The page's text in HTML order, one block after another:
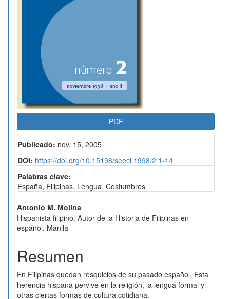
PDF
Publicado: nov. 15, 2005
DOI: https://doi.org/10.15198/seeci.1998.2.1-14
Palabras clave:
España, Filipinas, Lengua, Costumbres
Contenido
principal
artículo
Antonio M. Molina
Hispanista filipino. Autor de la Historia de Filipinas en
español. Manila
Resumen
En Filipinas quedan resquicios de su pasado español. Esta
herencia hispana pervive en la religión, la lengua formal y
otras ciertas formas de cultura cotidiana.